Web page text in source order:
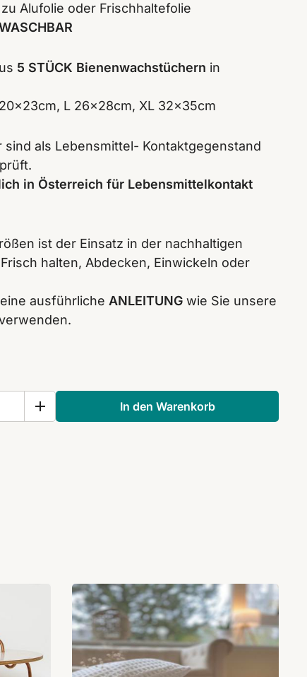
Alufolie oder Frischhaltefolie
5 STÜCK Bienenwachstüchern in
L 26x28cm, XL 32x35cm
als Lebensmittel- Kontaktgegenstand
in Österreich für Lebensmittelkontakt
ist der Einsatz in der nachhaltigen
halten, Abdecken, Einwickeln oder
ausführliche ANLEITUNG wie Sie unsere
In den Warenkorb